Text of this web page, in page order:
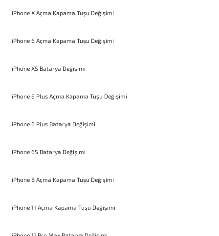
iPhone X Açma Kapama Tuşu Değişimi
iPhone 6 Açma Kapama Tuşu Değişimi
iPhone XS Batarya Değişimi
iPhone 6 Plus Açma Kapama Tuşu Değişimi
iPhone 6 Plus Batarya Değişimi
iPhone 6S Batarya Değişimi
iPhone 8 Açma Kapama Tuşu Değişimi
iPhone 11 Açma Kapama Tuşu Değişimi